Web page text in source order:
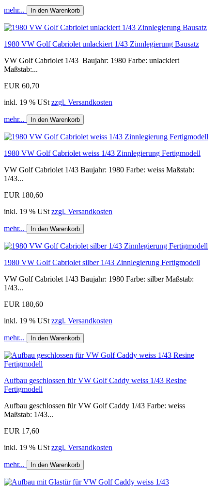
mehr... In den Warenkorb
1980 VW Golf Cabriolet unlackiert 1/43 Zinnlegierung Bausatz
VW Golf Cabriolet 1/43 Baujahr: 1980 Farbe: unlackiert
Maßstab:...
EUR 60,70
inkl. 19 % USt zzgl. Versandkosten
mehr... In den Warenkorb
1980 VW Golf Cabriolet weiss 1/43 Zinnlegierung Fertigmodell
VW Golf Cabriolet 1/43 Baujahr: 1980 Farbe: weiss Maßstab:
1/43...
EUR 180,60
inkl. 19 % USt zzgl. Versandkosten
mehr... In den Warenkorb
1980 VW Golf Cabriolet silber 1/43 Zinnlegierung Fertigmodell
VW Golf Cabriolet 1/43 Baujahr: 1980 Farbe: silber Maßstab:
1/43...
EUR 180,60
inkl. 19 % USt zzgl. Versandkosten
mehr... In den Warenkorb
Aufbau geschlossen für VW Golf Caddy weiss 1/43 Resine
Fertigmodell
Aufbau geschlossen für VW Golf Caddy 1/43 Farbe: weiss
Maßstab: 1/43...
EUR 17,60
inkl. 19 % USt zzgl. Versandkosten
mehr... In den Warenkorb